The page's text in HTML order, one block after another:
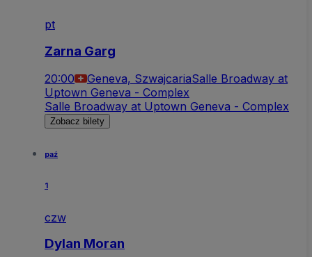
pt
Zarna Garg
20:00 Geneva, SzwajcariaSalle Broadway at
Uptown Geneva - Complex
Salle Broadway at Uptown Geneva - Complex
Zobacz bilety
paź
1
czw
Dylan Moran